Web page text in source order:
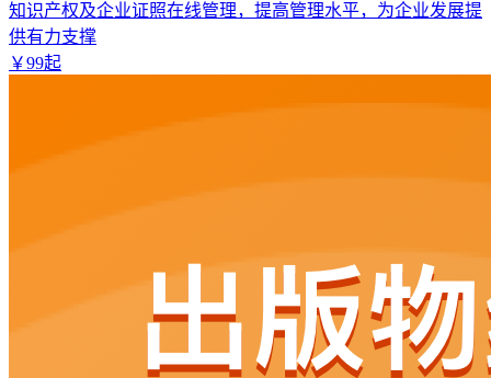
知识产权及企业证照在线管理，提高管理水平，为企业发展提
供有力支撑
￥99起